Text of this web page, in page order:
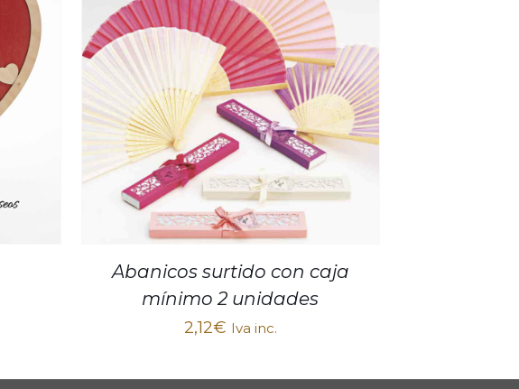
Abanicos surtido con caja
mínimo 2 unidades
2,12€ Iva inc.